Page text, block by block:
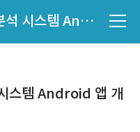
웨어러블 의료 데이터 분석 시스템 Android 앱 개발
스템 Android 앱 개